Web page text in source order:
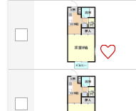
合わせくださいませ＾＾